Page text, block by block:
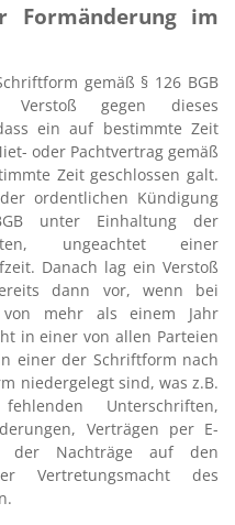
Formänderung im
gemäß § 126 BGB
Verstoß gegen dieses
ein auf bestimmte Zeit
oder Pachtvertrag gemäß
Zeit geschlossen galt.
ordentlichen Kündigung
unter Einhaltung der
ungeachtet einer
Danach lag ein Verstoß
dann vor, wenn bei
mehr als einem Jahr
in einer von allen Parteien
einer der Schriftform nach
niedergelegt sind, was z.B.
Unterschriften,
Verträgen per E-
der Nachträge auf den
Vertretungsmacht des